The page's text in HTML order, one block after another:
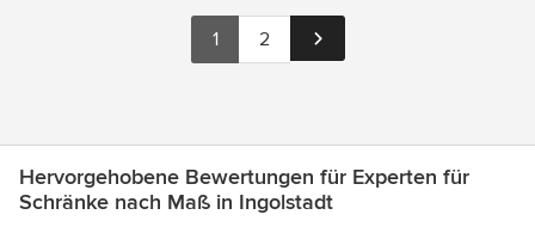
1 2
Hervorgehobene Bewertungen für Experten für
Schränke nach Maß in Ingolstadt